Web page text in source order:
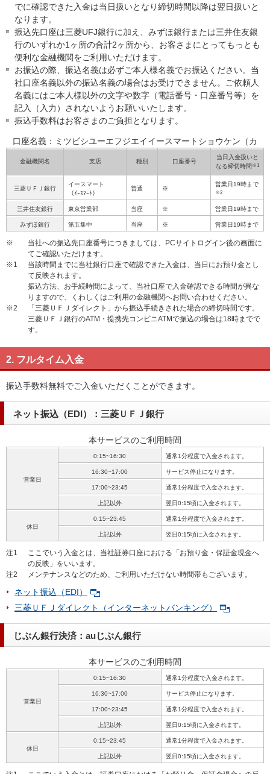
でに確認できた入金は当日扱いとなり締切時間以降は翌日扱いと
なります。
振込先口座は三菱UFJ銀行に加え、みずほ銀行または三井住友銀
行のいずれか1ヶ所の合計2ヶ所から、お客さまにとってもっとも
便利な金融機関をご利用いただけます。
お振込の際、振込名義は必ずご本人様名義でお振込ください。当
社口座名義以外の振込名義の場合はお受けできません。ご依頼人
名義にはご本人様以外の文字や数字（電話番号・口座番号等）を
記入（入力）されないようお願いいたします。
振込手数料はお客さまのご負担となります。
口座名義：ミツビシユーエフジエイイースマートショウケン（カ
金融機関名 支店 種別 口座番号
当日入金扱いと
なる締切時間※1
三菱ＵＦＪ銀行
イースマート
（ｲｰｽﾏｰﾄ）
普通 ※
営業日19時まで
※2
三井住友銀行 東京営業部 当座 ※ 営業日19時まで
みずほ銀行 第五集中 当座 ※ 営業日19時まで
※
当社への振込先口座番号につきましては、PCサイトログイン後の画面に
てご確認いただけます。
※1
当該時間までに当社銀行口座で確認できた入金は、当日にお預り金とし
て反映されます。
振込方法、お手続時間によって、当社口座で入金確認できる時間が異な
りますので、くわしくはご利用の金融機関へお問い合わせください。
※2
「三菱ＵＦＪダイレクト」から振込手続きされた場合の締切時間です。
三菱ＵＦＪ銀行のATM・提携先コンビニATMで振込の場合は18時までで
す。
2. フルタイム入金
振込手数料無料でご入金いただくことができます。
ネット振込（EDI）：三菱ＵＦＪ銀行
本サービスのご利用時間
営業日
0:15~16:30 通常1分程度で入金されます。
16:30~17:00 サービス停止になります。
17:00~23:45 通常1分程度で入金されます。
上記以外 翌日0:15頃に入金されます。
休日
0:15~23:45 通常1分程度で入金されます。
上記以外 翌日0:15頃に入金されます。
注1
ここでいう入金とは、当社証券口座における「お預り金・保証金現金へ
の反映」をいいます。
注2
メンテナンスなどのため、ご利用いただけない時間帯もございます。
ネット振込（EDI）
三菱ＵＦＪダイレクト（インターネットバンキング）
じぶん銀行決済：auじぶん銀行
本サービスのご利用時間
営業日
0:15~16:30 通常1分程度で入金されます。
16:30~17:00 サービス停止になります。
17:00~23:45 通常1分程度で入金されます。
上記以外 翌日0:15頃に入金されます。
休日
0:15~23:45 通常1分程度で入金されます。
上記以外 翌日0:15頃に入金されます。